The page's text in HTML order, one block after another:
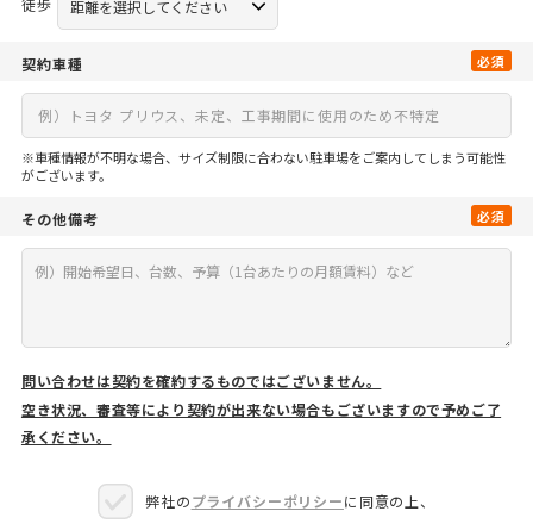
契約車種 必須
※車種情報が不明な場合、サイズ制限に合わない駐車場をご案内してしまう可能性
がございます。
その他備考 必須
問い合わせは契約を確約するものではございません。
空き状況、審査等により契約が出来ない場合もございますので予めご了
承ください。
弊社のプライバシーポリシーに同意の上、